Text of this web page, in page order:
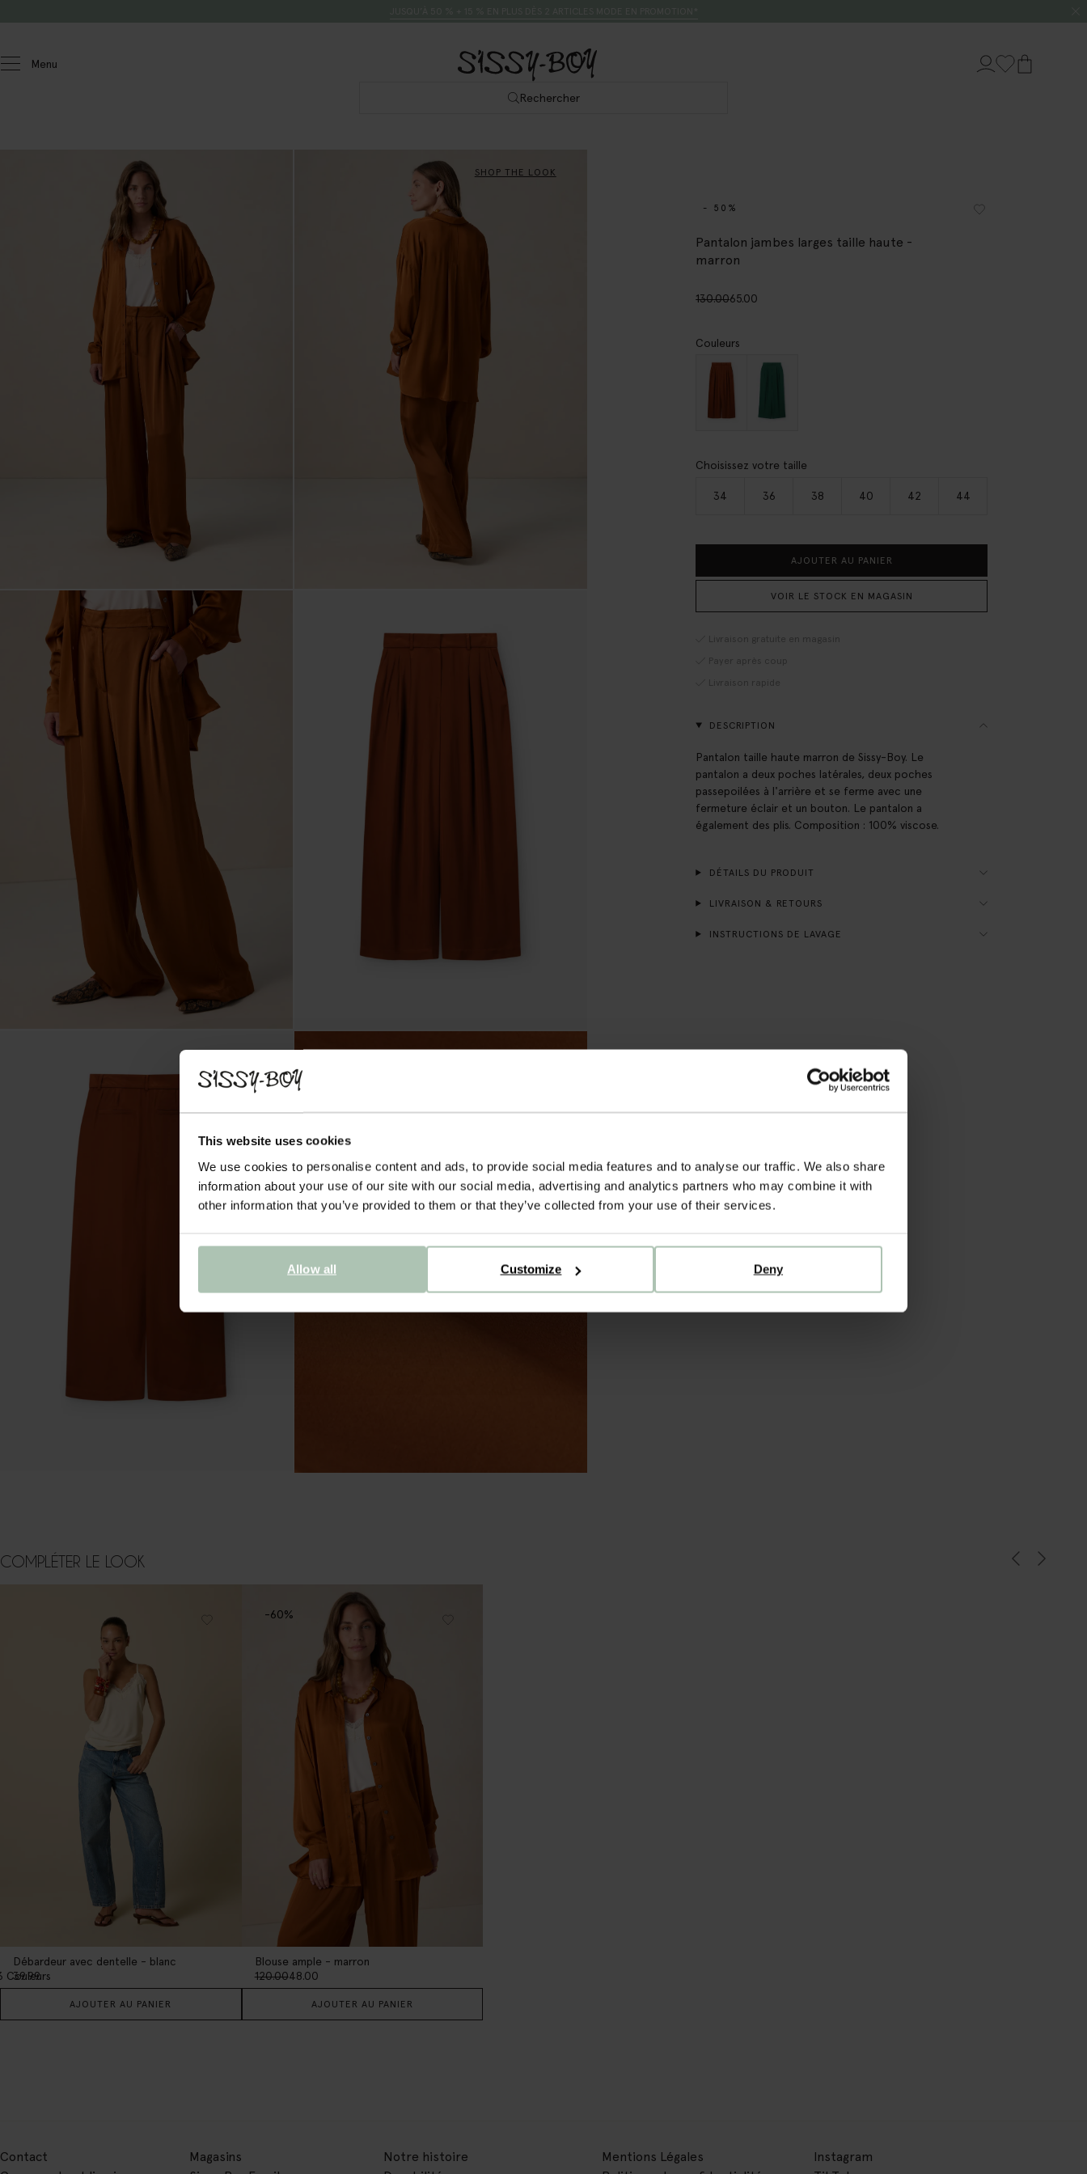
This website uses cookies
We use cookies to personalise content and ads, to provide social media features and to analyse our traffic. We also share
information about your use of our site with our social media, advertising and analytics partners who may combine it with
other information that you’ve provided to them or that they’ve collected from your use of their services.
Deny
Customize
Allow all
Menu
Rechercher
SHOP THE LOOK
- 50%
Pantalon jambes larges taille haute -
marron
130.0065.00
Couleurs
Choisissez votre taille
34 36 38 40 42 44
AJOUTER AU PANIER
VOIR LE STOCK EN MAGASIN
Livraison gratuite en magasin
Payer après coup
Livraison rapide
DESCRIPTION
Pantalon taille haute marron de Sissy-Boy. Le
pantalon a deux poches latérales, deux poches
passepoilées à l'arrière et se ferme avec une
fermeture éclair et un bouton. Le pantalon a
également des plis. Composition : 100% viscose.
DÉTAILS DU PRODUIT
LIVRAISON & RETOURS
INSTRUCTIONS DE LAVAGE
COMPLÉTER LE LOOK
Débardeur avec dentelle - blanc
39.99
Couleurs
AJOUTER AU PANIER
Blouse ample - marron
120.0048.00
-60%
AJOUTER AU PANIER
Contact
Magasins
Notre histoire
Mentions Légales
Instagram